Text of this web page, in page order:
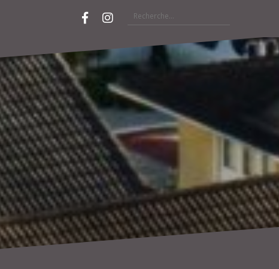
FacebookInstagram
Rechercher :